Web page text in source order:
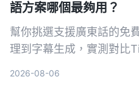
語方案哪個最夠用？
幫你挑選支援廣東話的免
理到字幕生成，實測對比
2026-08-06